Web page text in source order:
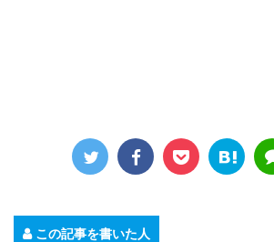
この記事を書いた人